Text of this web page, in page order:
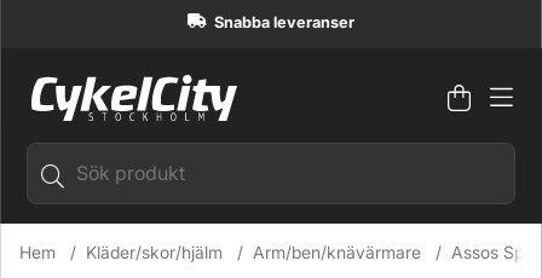
Snabba leveranser
Antal i
.
Hem Kläder/skor/hjälm Arm/ben/knävärmare Assos